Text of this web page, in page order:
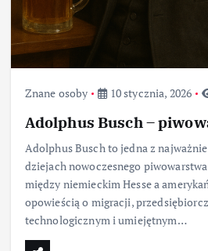
Znane osoby 10 stycznia, 2026
Adolphus Busch –
Adolphus Busch to jedna z
dziejach nowoczesnego
między niemieckim Hesse a
opowieścią o migracji,
technologicznym i umiejętnym…